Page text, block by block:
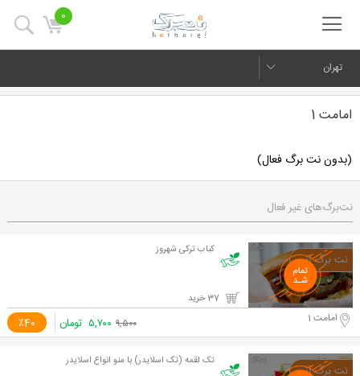
0
تهران
امامت 1
(بدون نت برگ فعال)
نت‌برگ‌های غیر فعال
کباب ترکی شهروز
٪40 امامت 1 ۹,۵۰۰ ۵,۷۰۰ تومان
تک لقمه (تک اسلایدر) با منو انواع اسلایدر